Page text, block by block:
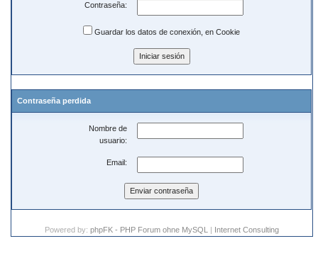
Contraseña:
Guardar los datos de conexión, en Cookie
Contraseña perdida
Nombre de
usuario:
Email:
Powered by: phpFK - PHP Forum ohne MySQL | Internet Consulting